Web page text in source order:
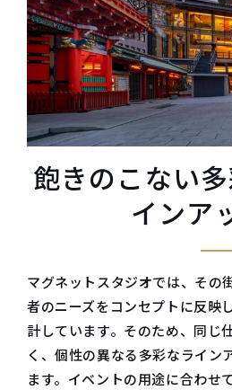
飽きのこない
インア
マグネットスタジオでは、その
者のニーズをコンセプトに反映
計しています。そのため、同じ
く、個性の異なる多彩なライン
ます。イベントの用途に合わせ